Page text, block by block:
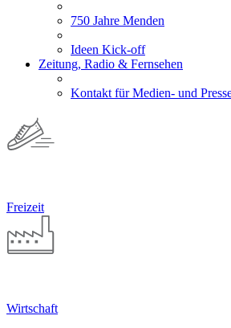
750 Jahre Menden
Ideen Kick-off
Zeitung, Radio & Fernsehen
Kontakt für Medien- und
Freizeit
Wirtschaft